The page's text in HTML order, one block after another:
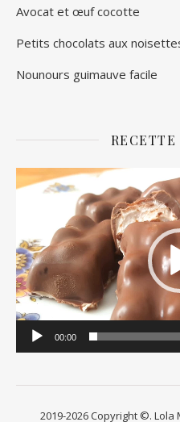
Avocat et œuf cocotte
Petits chocolats aux
Nounours guimauve facile
Lecteur
vidéo
00:00
2019-2026 Copyright ©.